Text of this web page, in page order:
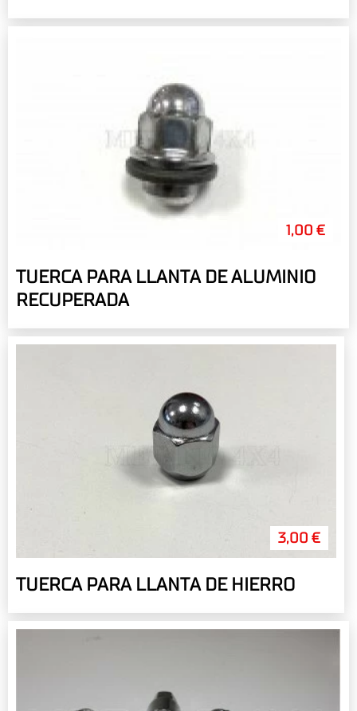
1,00 €
TUERCA PARA LLANTA DE ALUMINIO
RECUPERADA
3,00 €
TUERCA PARA LLANTA DE HIERRO